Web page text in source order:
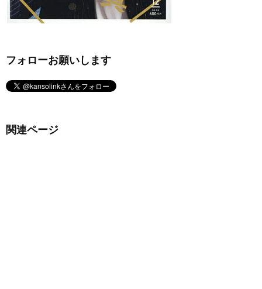
フォローお願いします
関連ページ